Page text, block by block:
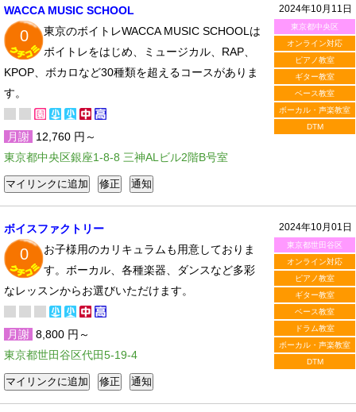
2024年10月11日
東京都中央区
オンライン対応
ピアノ教室
ギター教室
ベース教室
ボーカル・声楽教室
DTM
WACCA MUSIC SCHOOL
0
東京のボイトレWACCA MUSIC SCHOOLは
ボイトレをはじめ、ミュージカル、RAP、
KPOP、ボカロなど30種類を超えるコースがありま
す。
月謝 12,760 円～
東京都中央区銀座1-8-8 三神ALビル2階B号室
2024年10月01日
東京都世田谷区
オンライン対応
ピアノ教室
ギター教室
ベース教室
ドラム教室
ボーカル・声楽教室
DTM
ボイスファクトリー
0
お子様用のカリキュラムも用意しておりま
す。ボーカル、各種楽器、ダンスなど多彩
なレッスンからお選びいただけます。
月謝 8,800 円～
東京都世田谷区代田5-19-4